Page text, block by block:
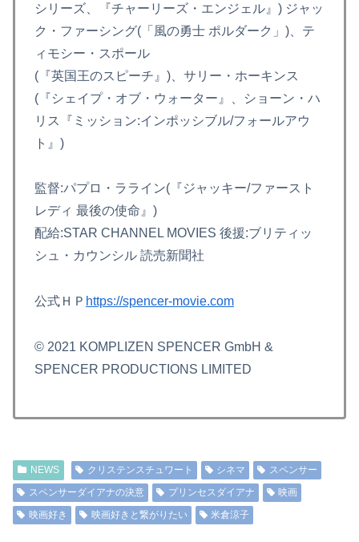
シリーズ、『チャーリーズ・エンジェル』) ジャッ
ク・ファーシング(「風の勇士 ポルダーク」)、テ
ィモシー・スポール
(『英国王のスピーチ』)、サリー・ホーキンス
(『シェイプ・オブ・ウォーター』、ショーン・ハ
リス『ミッション:インポッシブル/フォールアウ
ト』)
監督:パプロ・ラライン(『ジャッキー/ファースト
レディ 最後の使命』)
配給:STAR CHANNEL MOVIES 後援:ブリティッ
シュ・カウンシル 読売新聞社
公式ＨＰ https://spencer-movie.com
© 2021 KOMPLIZEN SPENCER GmbH &
SPENCER PRODUCTIONS LIMITED
NEWS クリステンスチュワート シネマ
スペンサー
スペンサーダイアナの決意
プリンセスダイアナ
映画
映画好き
映画好きと繋がりたい 米倉涼子